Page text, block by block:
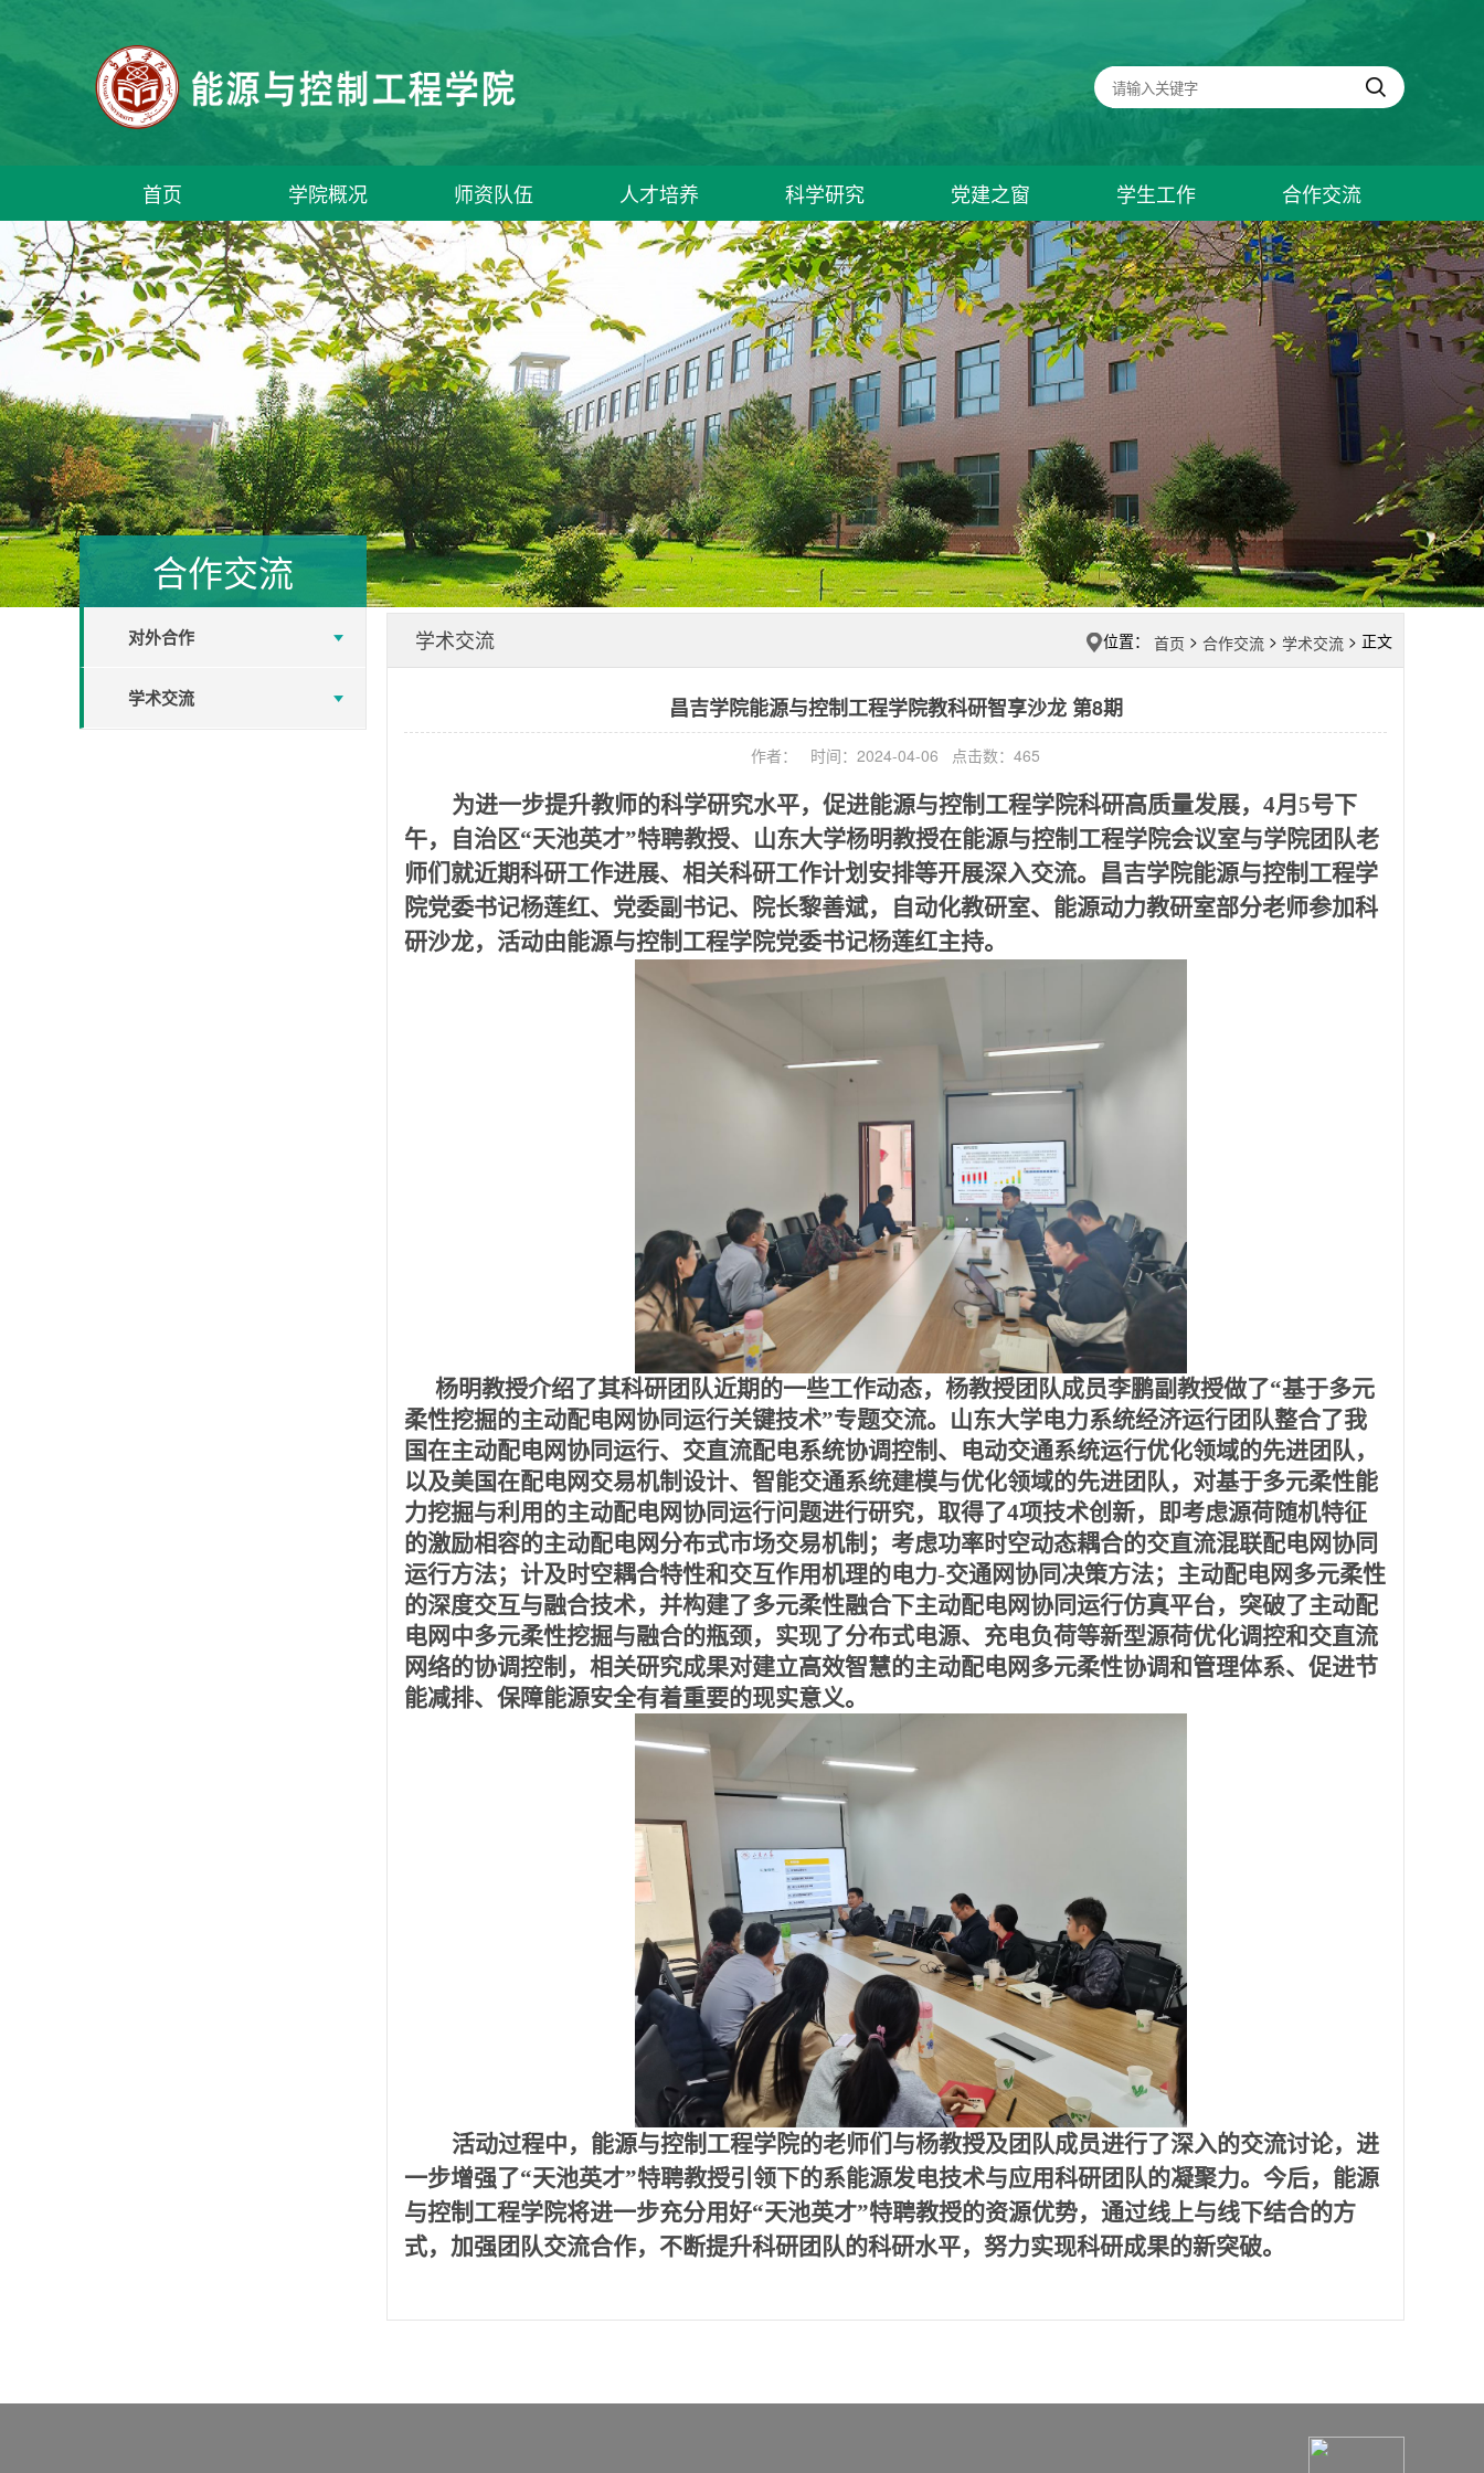
首页 学院概况 师资队伍 人才培养 科学研究 党建之窗 学生工作 合作交流
合作交流
对外合作
学术交流
学术交流 位置： 首页 > 合作交流 > 学术交流 > 正文
昌吉学院能源与控制工程学院教科研智享沙龙 第8期
作者： 时间：2024-04-06 点击数： 465
为进一步提升教师的科学研究水平，促进能源与控制工程学院科研高质量发展， 4月5号下
午，自治区“天池英才”特聘教授、 山东大学杨明教授在能源与控制工程学院会议室与学院团队老
师们就近期科研工作进展、相关科研工作计划安排等开展深入交流。 昌吉学院能源与控制工程学
院党委书记杨莲红、党委副书记、院长黎善斌，自动化教研室、能源动力教研室部分老师参加科
研沙龙， 活动由能源与控制工程学院党委书记杨莲红主持。
杨明教授介绍了其科研团队近期的一些工作动态， 杨教授团队成员李鹏副教授做了“基于多元
柔性挖掘的主动配电网协同运行关键技术”专题交流。山东大学电力系统经济运行团队整合了我
国在主动配电网协同运行、交直流配电系统协调控制、电动交通系统运行优化领域的先进团队，
以及美国在配电网交易机制设计、智能交通系统建模与优化领域的先进团队，对基于多元柔性能
力挖掘与利用的主动配电网协同运行问题进行研究，取得了4项技术创新，即考虑源荷随机特征
的激励相容的主动配电网分布式市场交易机制；考虑功率时空动态耦合的交直流混联配电网协同
运行方法；计及时空耦合特性和交互作用机理的电力-交通网协同决策方法；主动配电网多元柔性
的深度交互与融合技术， 并构建了多元柔性融合下主动配电网协同运行仿真平台，突破了主动配
电网中多元柔性挖掘与融合的瓶颈，实现了分布式电源、充电负荷等新型源荷优化调控和交直流
网络的协调控制， 相关研究成果对建立高效智慧的主动配电网多元柔性协调和管理体系、促进节
能减排、保障能源安全有着重要的现实意义。
活动过程中，能源与控制工程学院的老师们与杨教授及团队成员进行了深入的交流讨论，进
一步增强了“天池英才”特聘教授引领下的系能源发电技术与应用科研团队的凝聚力。今后，能源
与控制工程学院将进一步充分用好“天池英才”特聘教授的资源优势，通过线上与线下结合的方
式，加强团队交流合作，不断提升科研团队的科研水平，努力实现科研成果的新突破。